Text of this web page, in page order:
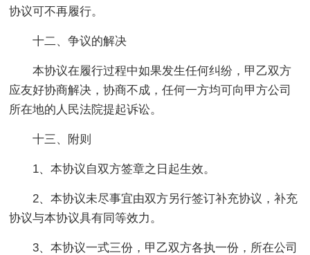
协议可不再履行。
十二、争议的解决
本协议在履行过程中如果发生任何纠纷，甲乙双方
应友好协商解决，协商不成，任何一方均可向甲方公司
所在地的人民法院提起诉讼。
十三、附则
1、本协议自双方签章之日起生效。
2、本协议未尽事宜由双方另行签订补充协议，补充
协议与本协议具有同等效力。
3、本协议一式三份，甲乙双方各执一份，所在公司